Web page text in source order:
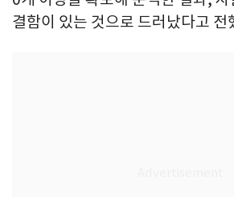
결함이 있는 것으로 드러났다고 전